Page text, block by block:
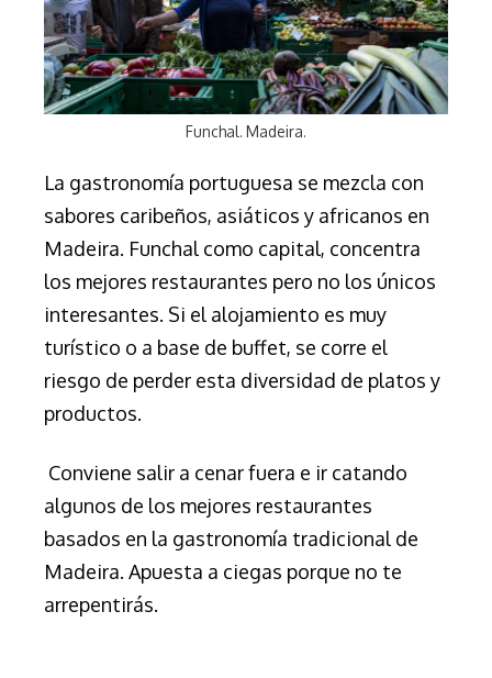
Funchal. Madeira.
La gastronomía portuguesa se mezcla con
sabores caribeños, asiáticos y africanos en
Madeira. Funchal como capital, concentra
los mejores restaurantes pero no los únicos
interesantes. Si el alojamiento es muy
turístico o a base de buffet, se corre el
riesgo de perder esta diversidad de platos y
productos.
Conviene salir a cenar fuera e ir catando
algunos de los mejores restaurantes
basados en la gastronomía tradicional de
Madeira. Apuesta a ciegas porque no te
arrepentirás.